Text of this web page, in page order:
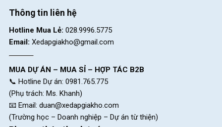
Thông tin liên hệ
Hotline Mua Lẻ: 028.9996.5775
Email: Xedapgiakho@gmail.com
MUA DỰ ÁN – MUA SỈ – HỢP TÁC B2B
📞 Hotline Dự án: 0981.765.775
(Phụ trách: Ms. Khanh)
📧 Email: duan@xedapgiakho.com
(Trường học – Doanh nghiệp – Dự án từ thiện)